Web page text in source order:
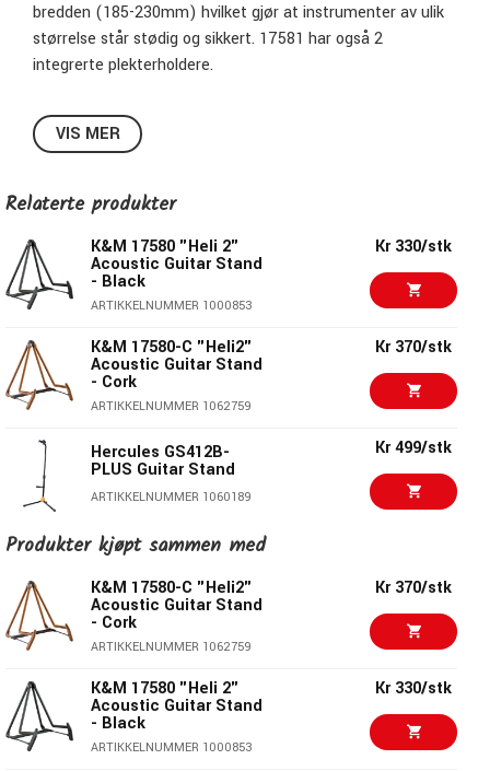
bredden (185-230mm) hvilket gjør at instrumenter av ulik
størrelse står stødig og sikkert. 17581 har også 2
integrerte plekterholdere.
For elgitar
Kork
VIS MER
Relaterte produkter
K&M 17580 "Heli 2"
Acoustic Guitar Stand
- Black
ARTIKKELNUMMER 1000853
Kr 330/stk
K&M 17580-C "Heli2"
Acoustic Guitar Stand
- Cork
ARTIKKELNUMMER 1062759
Kr 370/stk
Hercules GS412B-
PLUS Guitar Stand
ARTIKKELNUMMER 1060189
Kr 499/stk
Hercules GS415B-
ARTIKKELNUMMER 1060192
K&M 17590 Guitar
ARTIKKELNUMMER 1065579
Kr 240/stk
K&M 17541-013-55
Guitar Stand
Kr 570/stk
Produkter kjøpt sammen med
K&M 17580-C "Heli2"
Acoustic Guitar Stand
- Cork
ARTIKKELNUMMER 1062759
Kr 370/stk
K&M 17580 "Heli 2"
Acoustic Guitar Stand
- Black
ARTIKKELNUMMER 1000853
Kr 330/stk